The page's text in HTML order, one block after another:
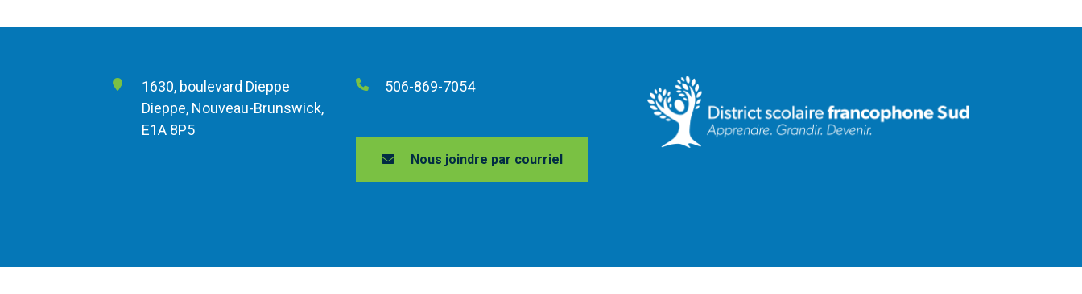
1630, boulevard Dieppe
Dieppe, Nouveau-Brunswick,
E1A 8P5
506-869-7054
Nous joindre par courriel